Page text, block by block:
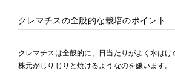
クレマチスの全般的な栽培のポイント
クレマチスは全般的に、日当たりがよく水はけ
株元がじりじりと焼けるようなのを嫌います。